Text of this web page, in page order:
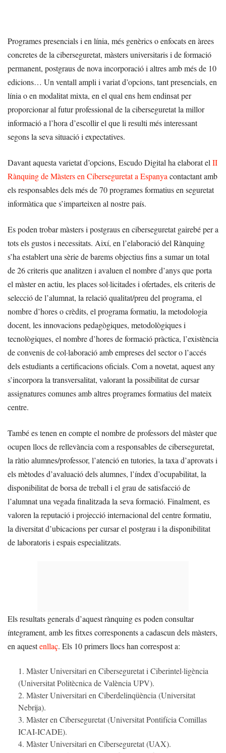
Programes presencials i en línia, més genèrics o enfocats en àrees
concretes de la ciberseguretat, màsters universitaris i de formació
permanent, postgraus de nova incorporació i altres amb més de 10
edicions… Un ventall ampli i variat d’opcions, tant presencials, en
línia o en modalitat mixta, en el qual ens hem endinsat per
proporcionar al futur professional de la ciberseguretat la millor
informació a l’hora d’escollir el que li resulti més interessant
segons la seva situació i expectatives.
Davant aquesta varietat d’opcions, Escudo Digital ha elaborat el II
Rànquing de Màsters en Ciberseguretat a Espanya contactant amb
els responsables dels més de 70 programes formatius en seguretat
informàtica que s’imparteixen al nostre país.
Es poden trobar màsters i postgraus en ciberseguretat gairebé per a
tots els gustos i necessitats. Així, en l’elaboració del Rànquing
s’ha establert una sèrie de barems objectius fins a sumar un total
de 26 criteris que analitzen i avaluen el nombre d’anys que porta
el màster en actiu, les places sol·licitades i ofertades, els criteris de
selecció de l’alumnat, la relació qualitat/preu del programa, el
nombre d’hores o crèdits, el programa formatiu, la metodologia
docent, les innovacions pedagògiques, metodològiques i
tecnològiques, el nombre d’hores de formació pràctica, l’existència
de convenis de col·laboració amb empreses del sector o l’accés
dels estudiants a certificacions oficials. Com a novetat, aquest any
s’incorpora la transversalitat, valorant la possibilitat de cursar
assignatures comunes amb altres programes formatius del mateix
centre.
També es tenen en compte el nombre de professors del màster que
ocupen llocs de rellevància com a responsables de ciberseguretat,
la ràtio alumnes/professor, l’atenció en tutories, la taxa d’aprovats i
els mètodes d’avaluació dels alumnes, l’índex d’ocupabilitat, la
disponibilitat de borsa de treball i el grau de satisfacció de
l’alumnat una vegada finalitzada la seva formació. Finalment, es
valoren la reputació i projecció internacional del centre formatiu,
la diversitat d’ubicacions per cursar el postgrau i la disponibilitat
de laboratoris i espais especialitzats.
Els resultats generals d’aquest rànquing es poden consultar
íntegrament, amb les fitxes corresponents a cadascun dels màsters,
en aquestenllaç. Els 10 primers llocs han correspost a:
Màster Universitari en Ciberseguretat i Ciberintel·ligència
(Universitat Politècnica de València UPV).
Màster Universitari en Ciberdelinqüència (Universitat
Nebrija).
Màster en Ciberseguretat (Universitat Pontifícia Comillas
ICAI-ICADE).
Màster Universitari en Ciberseguretat (UAX).